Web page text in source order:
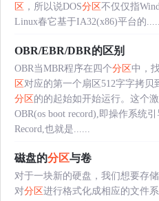
区 ，所以说DOS分区不仅仅指
Linux春它基于IA32(x86)平台的......
OBR/EBR/DBR的区别
OBR当MBR程序在四个分区中，
区对应的第一个扇区512字字拷贝
分区的的起始如开始运行。这个
OBR(os boot record),即操作系统
Record,也就是......
磁盘的分区与卷
对于一块新的硬盘，我们想要存
对分区进行格式化成相应的文件